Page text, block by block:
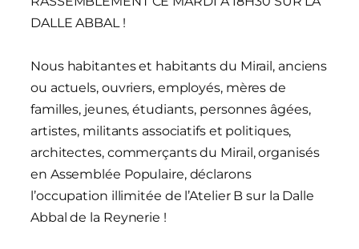
DALLE ABBAL !
Nous habitantes et habitants du Mirail, anciens
ou actuels, ouvriers, employés, mères de
familles, jeunes, étudiants, personnes âgées,
artistes, militants associatifs et politiques,
architectes, commerçants du Mirail, organisés
en Assemblée Populaire, déclarons
l’occupation illimitée de l’Atelier B sur la Dalle
Abbal de la Reynerie !